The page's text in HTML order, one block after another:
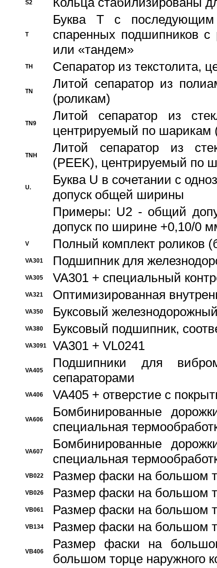
S2
T
Буква T с
спаренных подшипников
или «тандем»
TH Сепаратор из текстолита,
TN
Литой сепаратор из
(роликам)
TN9
Литой сепаратор из
центрируемый по шарикам
TNH
Литой сепаратор из
(PEEK), центрируемый по
U.
Буква U в сочетании с
допуск общей ширины
Примеры: U2 - общий
допуск по ширине +0,10/0
V Полный комплект роликов
VA301 Подшипник для
VA305 VA301 + специальный
VA321 Оптимизированная
VA350 Буксовый
VA380 Буксовый подшипник,
VA3091 VA301 + VL0241
VA405
Подшипники для
сепараторами
VA406 VA405 + отверстие с
VA606
Бомбинированные
специальная
VA607
Бомбинированные
специальная
VB022 Размер фаски на большом
VB026 Размер фаски на большом
VB061 Размер фаски на большом
VB134 Размер фаски на большом
VB406
Размер фаски на
большом торце наружного